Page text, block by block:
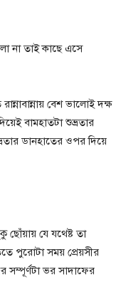
না তাই কাছে এসে
বেশ ভালোই দক্ষ
বামহাতটা শুভ্রতার
ডানহাতের ওপর দিয়ে
ছোঁয়ায় যে যথেষ্ট তা
পুরোটা সময় প্রেয়সীর
সম্পূর্ণটা ভর সাদাফের